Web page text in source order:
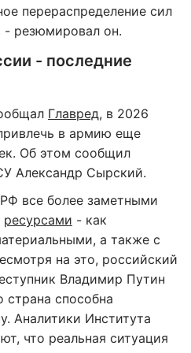
перераспределение сил
- резюмировал он.
- последние
Главред, в 2026
в армию еще
Об этом сообщил
Александр Сырский.
все более заметными
ресурсами - как
а также с
на это, российский
Владимир Путин
страна способна
Аналитики Института
что реальная ситуация